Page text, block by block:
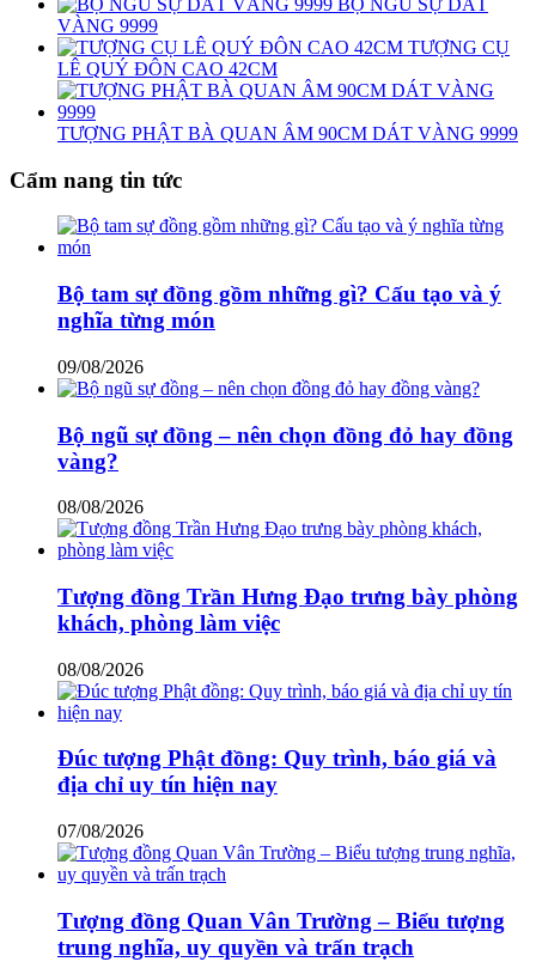
BỘ NGŨ SỰ DÁT
VÀNG 9999
TƯỢNG CỤ
LÊ QUÝ ĐÔN CAO 42CM
TƯỢNG PHẬT BÀ QUAN ÂM 90CM DÁT VÀNG 9999
Cẩm nang tin tức
Bộ tam sự đồng gồm những gì? Cấu tạo và ý
nghĩa từng món
09/08/2026
Bộ ngũ sự đồng – nên chọn đồng đỏ hay đồng
vàng?
08/08/2026
Tượng đồng Trần Hưng Đạo trưng bày phòng
khách, phòng làm việc
08/08/2026
Đúc tượng Phật đồng: Quy trình, báo giá và
địa chỉ uy tín hiện nay
07/08/2026
Tượng đồng Quan Vân Trường – Biểu tượng
trung nghĩa, uy quyền và trấn trạch